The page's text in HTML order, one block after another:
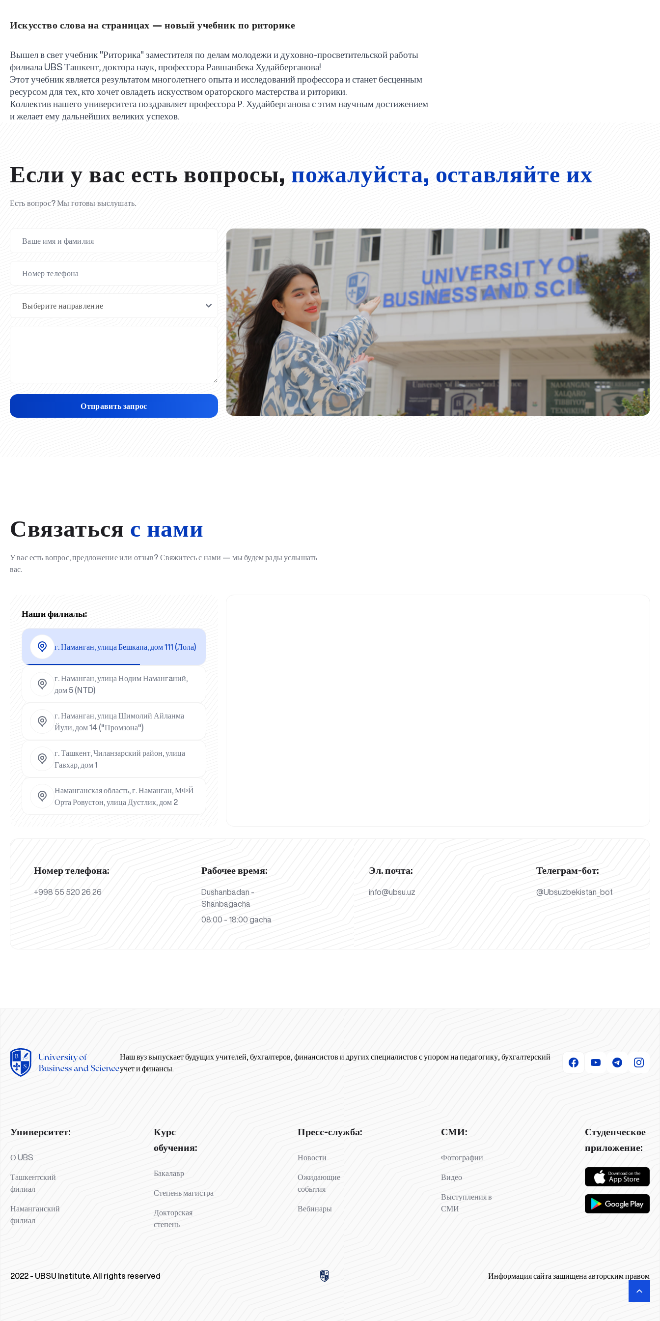
Искусство слова на страницах — новый учебник по риторике
Вышел в свет учебник "Риторика" заместителя по делам молодежи и духовно-просветительской работы
филиала UBS Ташкент, доктора наук, профессора Равшанбека Худайберганова!
Этот учебник является результатом многолетнего опыта и исследований профессора и станет бесценным
ресурсом для тех, кто хочет овладеть искусством ораторского мастерства и риторики.
Коллектив нашего университета поздравляет профессора Р. Худайберганова с этим научным достижением
и желает ему дальнейших великих успехов.
Если у вас есть вопросы, пожалуйста, оставляйте их
Есть вопрос? Мы готовы выслушать.
Отправить запрос
Связаться с нами
У вас есть вопрос, предложение или отзыв? Свяжитесь с нами — мы будем рады услышать
вас.
Наши филиалы:
г. Наманган, улица Бешкапа, дом 111 (Лола)
г. Наманган, улица Нодим Намангaний,
дом 5 (NTD)
г. Наманган, улица Шимолий Айланма
Йули, дом 14 ("Промзона")
г. Ташкент, Чиланзарский район, улица
Гавхар, дом 1
Наманганская область, г. Наманган, МФЙ
Орта Ровустон, улица Дустлик, дом 2
Номер телефона:
+998 55 520 26 26
Рабочее время:
Dushanbadan -
Shanbagacha
08:00 - 18:00 gacha
Эл. почта:
info@ubsu.uz
Телеграм-бот:
@Ubsuzbekistan_bot
Наш вуз выпускает будущих учителей, бухгалтеров, финансистов и других специалистов с упором на педагогику, бухгалтерский
учет и финансы.
Университет:
О UBS
Ташкентский
филиал
Наманганский
филиал
Курс
обучения:
Бакалавр
Степень магистра
Докторская
степень
Пресс-служба:
Новости
Ожидающие
события
Вебинары
СМИ:
Фотографии
Видео
Выступления в
СМИ
Студенческое
приложение:
2022 - UBSU Institute. All rights reserved Информация сайта защищена авторским правом